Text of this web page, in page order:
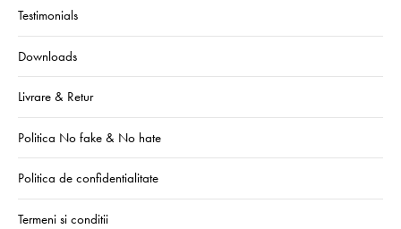
Testimonials
Downloads
Livrare & Retur
Politica No fake & No hate
Politica de confidentialitate
Termeni si conditii